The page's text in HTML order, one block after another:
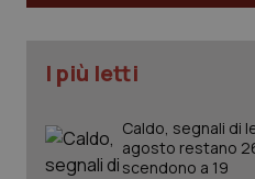
I più letti
Caldo, segnali di
agosto restano
scendono a 19